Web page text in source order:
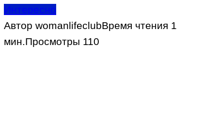
Интересно
Автор womanlifeclubВремя чтения 1
мин.Просмотры 110